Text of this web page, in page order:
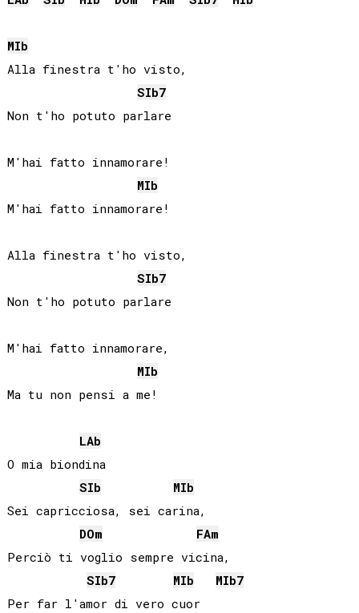
MIb
Alla finestra t'ho visto,
SIb7
Non t'ho potuto parlare
M'hai fatto innamorare!
MIb
M'hai fatto innamorare!
Alla finestra t'ho visto,
SIb7
Non t'ho potuto parlare
M'hai fatto innamorare,
MIb
Ma tu non pensi a me!
LAb
O mia biondina
SIb
MIb
Sei capricciosa, sei carina,
DOm FAm
Perciò ti voglio sempre vicina,
SIb7 MIb MIb7
Per far l'amor di vero cuor